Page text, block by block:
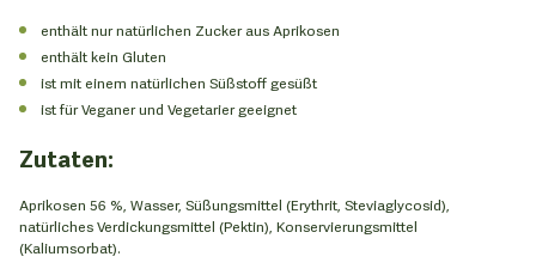
enthält nur natürlichen Zucker aus Aprikosen
enthält kein Gluten
ist mit einem natürlichen Süßstoff gesüßt
ist für Veganer und Vegetarier geeignet
Zutaten:
Aprikosen 56 %, Wasser, Süßungsmittel (Erythrit, Steviaglycosid),
natürliches Verdickungsmittel (Pektin), Konservierungsmittel
(Kaliumsorbat).